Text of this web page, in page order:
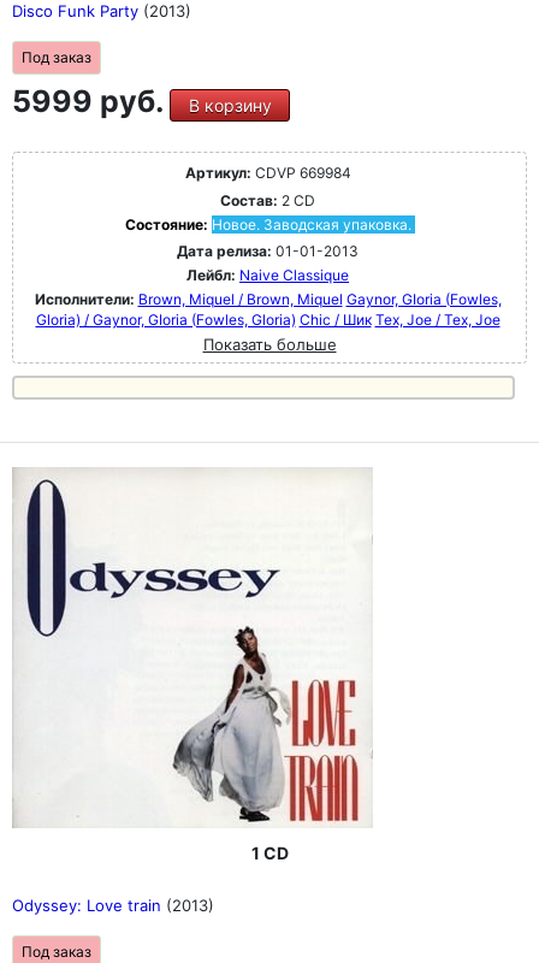
Disco Funk Party (2013)
Под заказ
5999 руб. В корзину
Артикул: CDVP 669984
Состав: 2 CD
Состояние: Новое. Заводская упаковка.
Дата релиза: 01-01-2013
Лейбл: Naive Classique
Исполнители: Brown, Miquel / Brown, Miquel Gaynor, GIoria (Fowles,
Gloria) / Gaynor, GIoria (Fowles, Gloria) Chic / Шик Tex, Joe / Tex, Joe
Показать больше
1 CD
Odyssey: Love train (2013)
Под заказ